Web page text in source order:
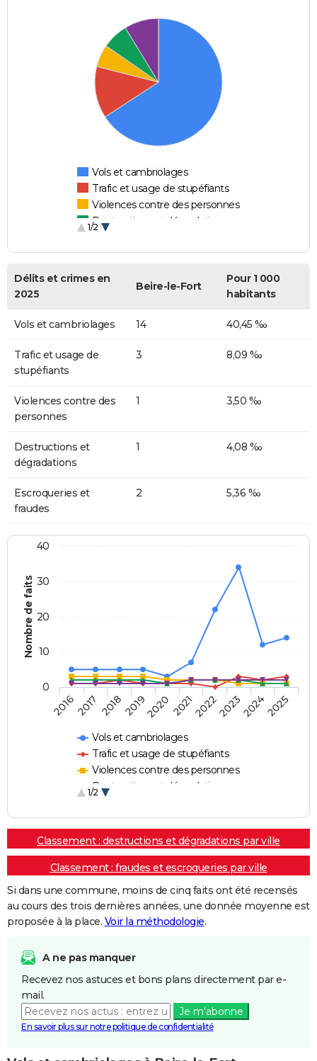
Vols et cambriolages
Trafic et usage de stupéfiants
Violences contre des personnes
Destructions et dégradations
1/2
Délits et crimes en
2025
Beire-le-Fort
Pour 1 000
habitants
Vols et cambriolages 14 40,45 ‰
Trafic et usage de
stupéfiants
3 8,09 ‰
Violences contre des
personnes
1 3,50 ‰
Destructions et
dégradations
1 4,08 ‰
Escroqueries et
fraudes
2 5,36 ‰
Nombre de faits
Vols et cambriolages
Trafic et usage de stupéfiants
Violences contre des personnes
Destructions et dégradations
1/2
20162017 20182019202020212022202320242025
0
10
20
30
40
Classement : destructions et dégradations par ville
Classement : fraudes et escroqueries par ville
Si dans une commune, moins de cinq faits ont été recensés
au cours des trois dernières années, une donnée moyenne est
proposée à la place. Voir la méthodologie.
A ne pas manquer
Recevez nos astuces et bons plans directement par e-
mail.
Je m'abonne
En savoir plus sur notre politique de confidentialité